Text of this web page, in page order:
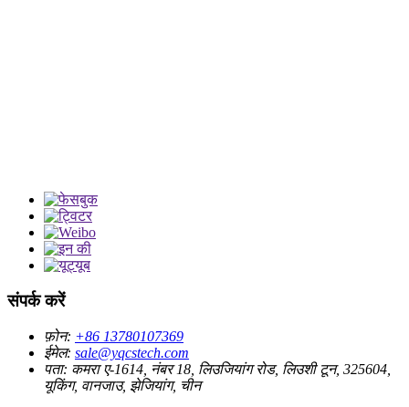
संपर्क करें
फ़ोन: +86 13780107369
ईमेल: sale@yqcstech.com
पता: कमरा ए-1614, नंबर 18, लिउजियांग रोड, लिउशी टून, 325604,
यूकिंग, वानजाउ, झेजियांग, चीन